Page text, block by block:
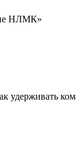
НЛМК»
удерживать